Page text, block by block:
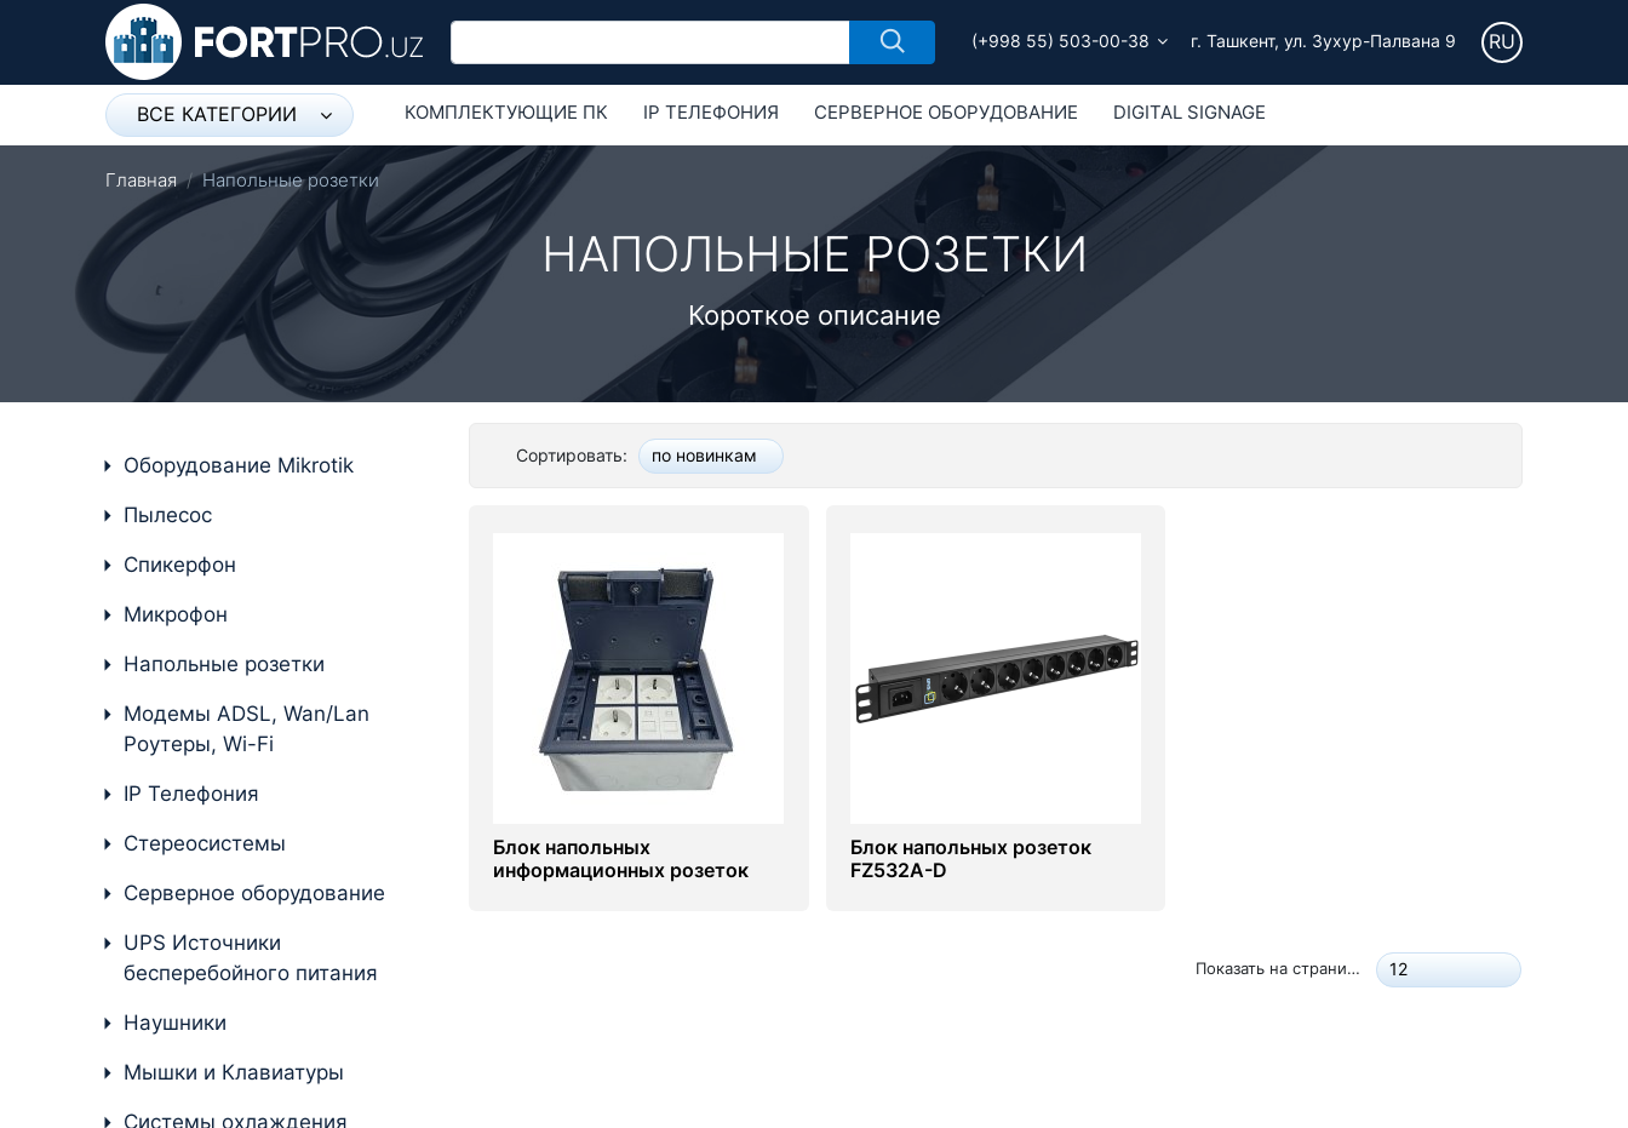
(+998 55) 503-00-38 г. Ташкент, ул. Зухур-Палвана 9 RU
ВСЕ КАТЕГОРИИ
Напольные розетки
Оборудование Mikrotik
Пылесос
Спикерфон
бесперебойного питания
Мышки и Клавиатуры
Digital Signage
Видеонаблюдение
Компьютеры Fujitsu
КОМПЛЕКТУЮЩИЕ ПК IP ТЕЛЕФОНИЯ СЕРВЕРНОЕ ОБОРУДОВАНИЕ DIGITAL SIGNAGE
СЕТЕВОЕ ОБОРУДОВАНИЕ ОБОРУДОВАНИЕ MIKROTIK
Главная Напольные розетки
НАПОЛЬНЫЕ РОЗЕТКИ
Короткое описание
Сортировать: по новинкам
Блок напольных
информационных розеток
Блок напольных розеток
FZ532A-D
Показать на странице: 12
Оборудование Mikrotik
Пылесос
Спикерфон
Микрофон
Напольные розетки
Модемы ADSL, Wan/Lan
Роутеры, Wi-Fi
IP Телефония
Стереосистемы
Серверное оборудование
UPS Источники
бесперебойного питания
Наушники
Мышки и Клавиатуры
Системы охлаждения